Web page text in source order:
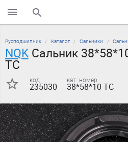
поиск по каталогу
Русподшипник Каталог Сальники
NQKСальник
TC
код
235030
кат. номер
38*58*10 TC